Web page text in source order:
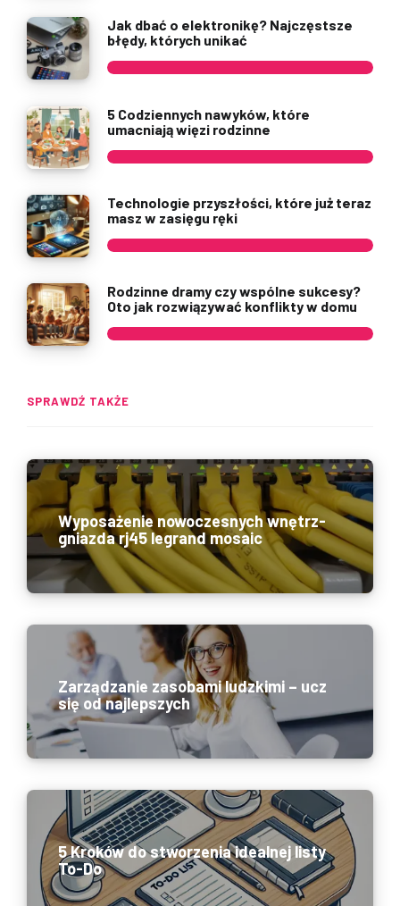
Jak dbać o elektronikę? Najczęstsze
błędy, których unikać
5 Codziennych nawyków, które
umacniają więzi rodzinne
Technologie przyszłości, które już teraz
masz w zasięgu ręki
Rodzinne dramy czy wspólne sukcesy?
Oto jak rozwiązywać konflikty w domu
SPRAWDŹ TAKŻE
Wyposażenie nowoczesnych wnętrz-
gniazda rj45 legrand mosaic
Zarządzanie zasobami ludzkimi – ucz
się od najlepszych
5 Kroków do stworzenia idealnej listy
To-Do